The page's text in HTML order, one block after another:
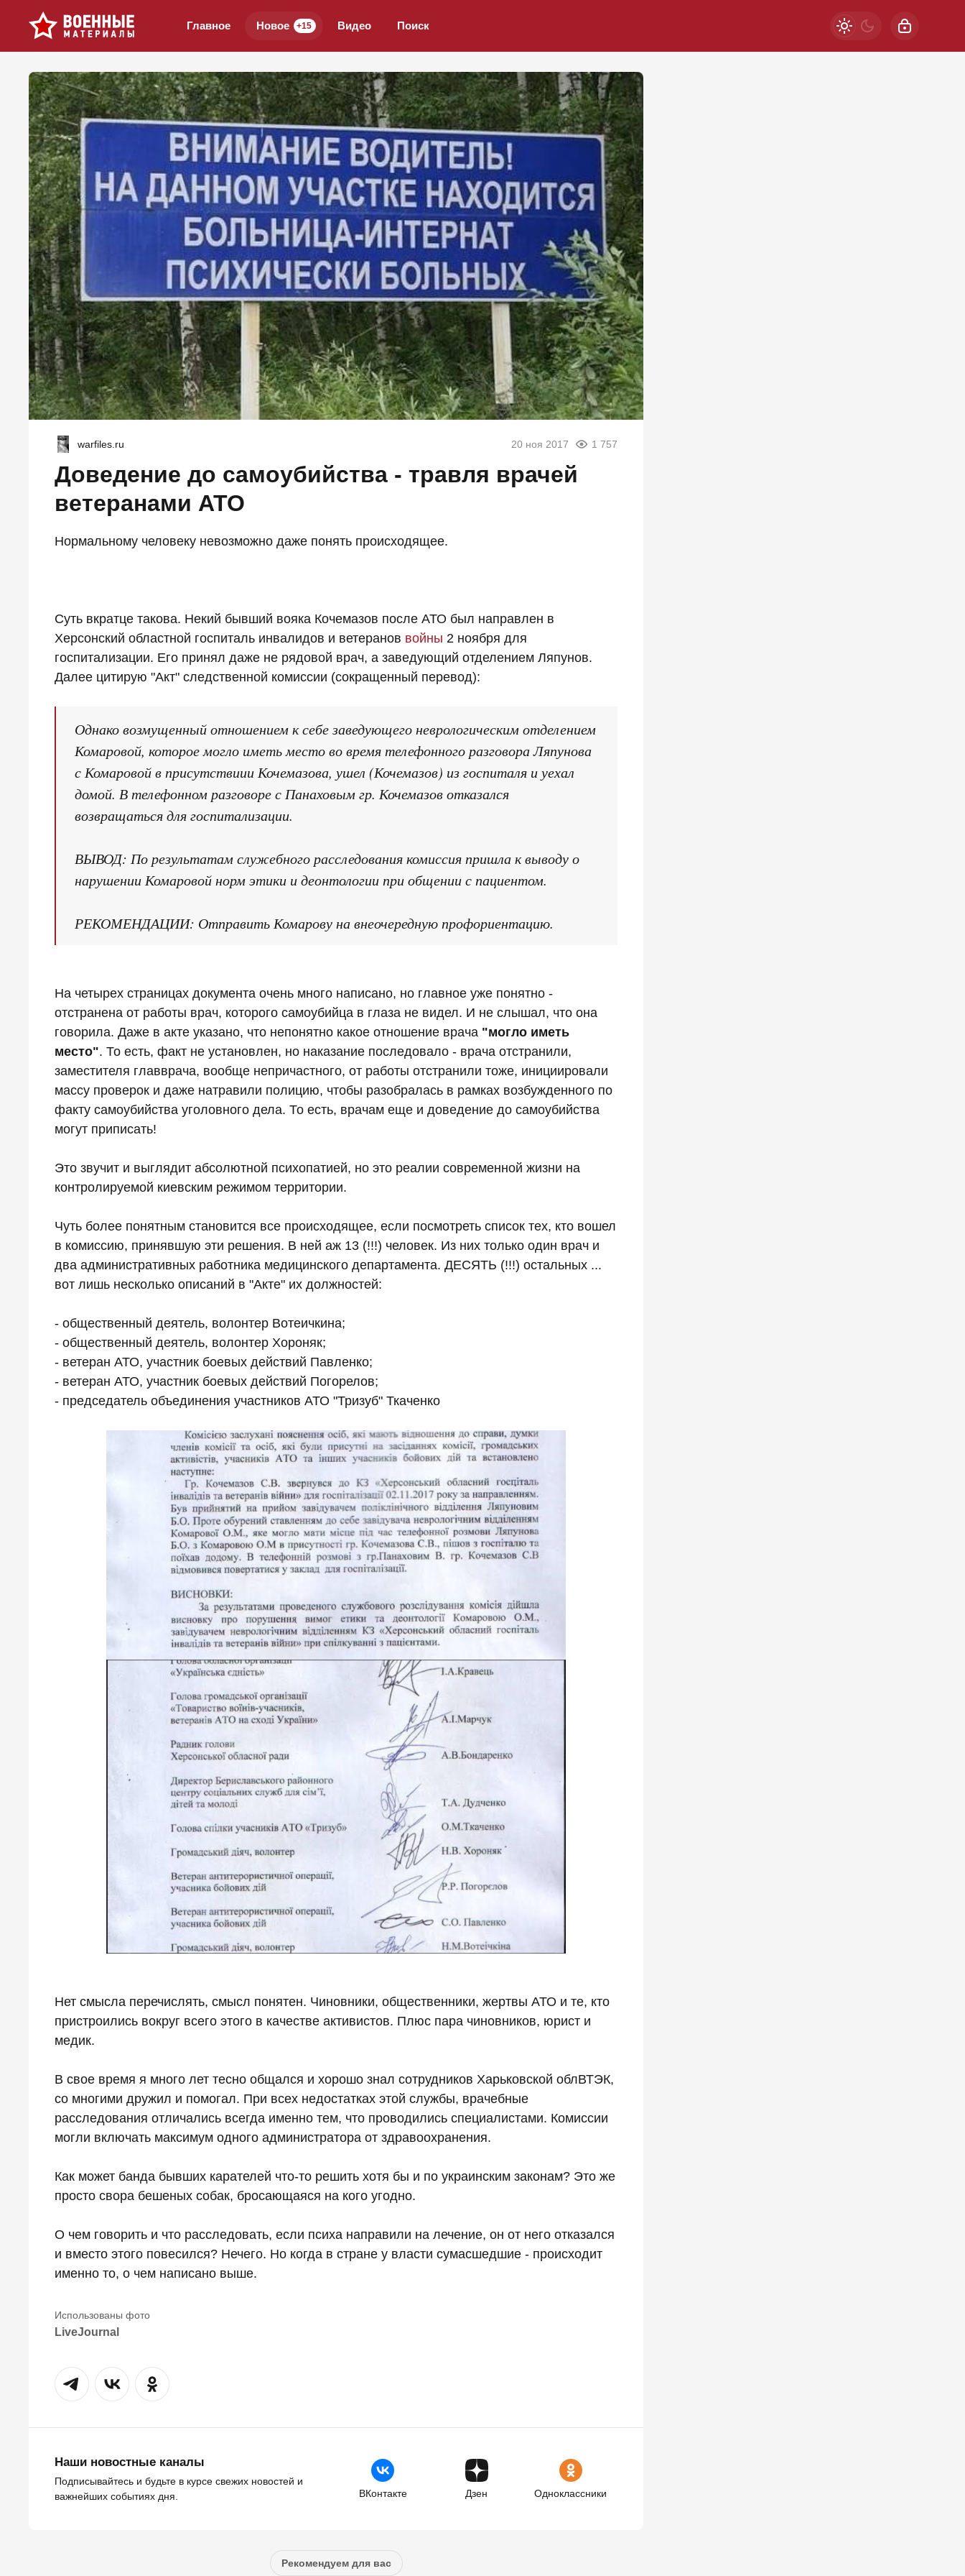
Главное Новое +15 Видео Поиск
warfiles.ru 20 ноя 2017 1 757
Доведение до самоубийства - травля врачей
ветеранами АТО
Нормальному человеку невозможно даже понять происходящее.
Суть вкратце такова. Некий бывший вояка Кочемазов после АТО был направлен в
Херсонский областной госпиталь инвалидов и ветеранов войны 2 ноября для
госпитализации. Его принял даже не рядовой врач, а заведующий отделением Ляпунов.
Далее цитирую "Акт" следственной комиссии (сокращенный перевод):
Однако возмущенный отношением к себе заведующего неврологическим отделением
Комаровой, которое могло иметь место во время телефонного разговора Ляпунова
с Комаровой в присутствиии Кочемазова, ушел (Кочемазов) из госпиталя и уехал
домой. В телефонном разговоре с Панаховым гр. Кочемазов отказался
возвращаться для госпитализации.
ВЫВОД: По результатам служебного расследования комиссия пришла к выводу о
нарушении Комаровой норм этики и деонтологии при общении с пациентом.
РЕКОМЕНДАЦИИ: Отправить Комарову на внеочередную профориентацию.
На четырех страницах документа очень много написано, но главное уже понятно -
отстранена от работы врач, которого самоубийца в глаза не видел. И не слышал, что она
говорила. Даже в акте указано, что непонятно какое отношение врача "могло иметь
место". То есть, факт не установлен, но наказание последовало - врача отстранили,
заместителя главврача, вообще непричастного, от работы отстранили тоже, инициировали
массу проверок и даже натравили полицию, чтобы разобралась в рамках возбужденного по
факту самоубийства уголовного дела. То есть, врачам еще и доведение до самоубийства
могут приписать!
Это звучит и выглядит абсолютной психопатией, но это реалии современной жизни на
контролируемой киевским режимом территории.
Чуть более понятным становится все происходящее, если посмотреть список тех, кто вошел
в комиссию, принявшую эти решения. В ней аж 13 (!!!) человек. Из них только один врач и
два административных работника медицинского департамента. ДЕСЯТЬ (!!!) остальных ...
вот лишь несколько описаний в "Акте" их должностей:
- общественный деятель, волонтер Вотеичкина;
- общественный деятель, волонтер Хороняк;
- ветеран АТО, участник боевых действий Павленко;
- ветеран АТО, участник боевых действий Погорелов;
- председатель объединения участников АТО "Тризуб" Ткаченко
Нет смысла перечислять, смысл понятен. Чиновники, общественники, жертвы АТО и те, кто
пристроились вокруг всего этого в качестве активистов. Плюс пара чиновников, юрист и
медик.
В свое время я много лет тесно общался и хорошо знал сотрудников Харьковской облВТЭК,
со многими дружил и помогал. При всех недостатках этой службы, врачебные
расследования отличались всегда именно тем, что проводились специалистами. Комиссии
могли включать максимум одного администратора от здравоохранения.
Как может банда бывших карателей что-то решить хотя бы и по украинским законам? Это же
просто свора бешеных собак, бросающаяся на кого угодно.
О чем говорить и что расследовать, если психа направили на лечение, он от него отказался
и вместо этого повесился? Нечего. Но когда в стране у власти сумасшедшие - происходит
именно то, о чем написано выше.
LiveJournal
Наши новостные каналы
Подписывайтесь и будьте в курсе свежих новостей и
важнейших событиях дня.
ВКонтакте Дзен Одноклассники
Рекомендуем для вас